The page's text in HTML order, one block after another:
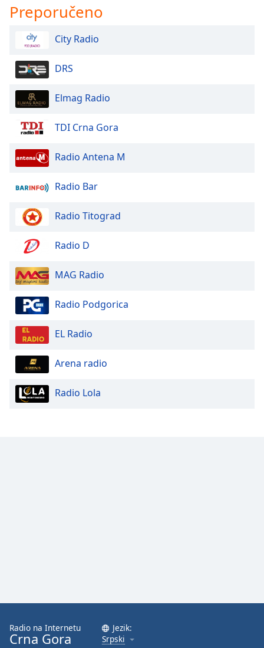
Preporučeno
City Radio
DRS
Elmag Radio
TDI Crna Gora
Radio Antena M
Radio Bar
Radio Titograd
Radio D
MAG Radio
Radio Podgorica
EL Radio
Arena radio
Radio Lola
Radio na Internetu
Crna Gora
Jezik:
Srpski